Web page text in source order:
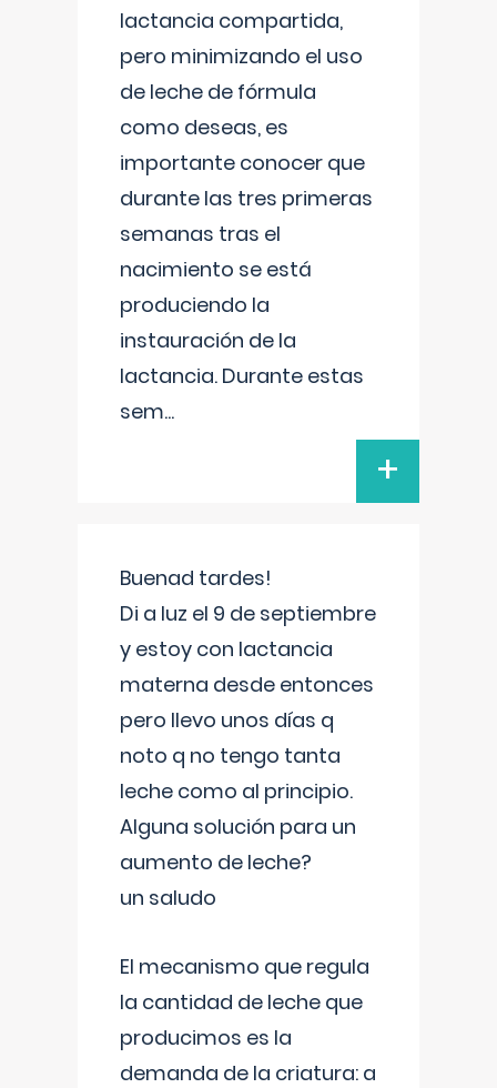
lactancia compartida,
pero minimizando el uso
de leche de fórmula
como deseas, es
importante conocer que
durante las tres primeras
semanas tras el
nacimiento se está
produciendo la
instauración de la
lactancia. Durante estas
sem...
+
Buenad tardes!
Di a luz el 9 de septiembre
y estoy con lactancia
materna desde entonces
pero llevo unos días q
noto q no tengo tanta
leche como al principio.
Alguna solución para un
aumento de leche?
un saludo
El mecanismo que regula
la cantidad de leche que
producimos es la
demanda de la criatura: a